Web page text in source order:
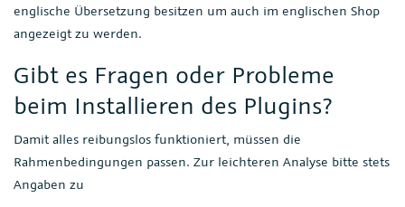
englische Übersetzung besitzen um auch im englischen Shop
angezeigt zu werden.
Gibt es Fragen oder Probleme
beim Installieren des Plugins?
Damit alles reibungslos funktioniert, müssen die
Rahmenbedingungen passen. Zur leichteren Analyse bitte stets
Angaben zu